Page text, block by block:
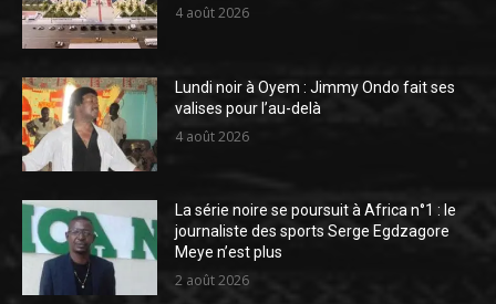
4 août 2026
Lundi noir à Oyem : Jimmy Ondo fait ses
valises pour l’au-delà
4 août 2026
La série noire se poursuit à Africa n°1 : le
journaliste des sports Serge Egdzagore
Meye n’est plus
2 août 2026